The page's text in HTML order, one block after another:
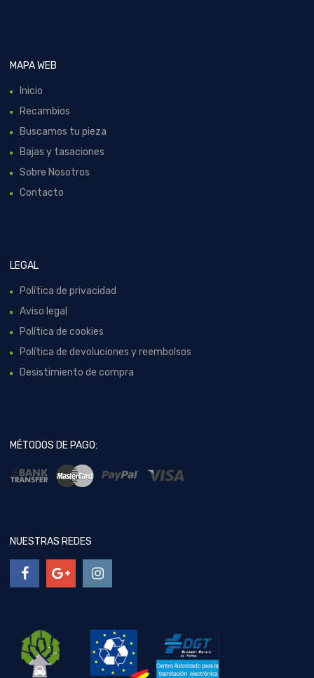
MAPA WEB
Inicio
Recambios
Buscamos tu pieza
Bajas y tasaciones
Sobre Nosotros
Contacto
LEGAL
Política de privacidad
Aviso legal
Política de cookies
Política de devoluciones y reembolsos
Desistimiento de compra
MÉTODOS DE PAGO:
NUESTRAS REDES